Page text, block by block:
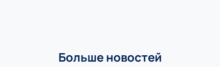
Больше новостей